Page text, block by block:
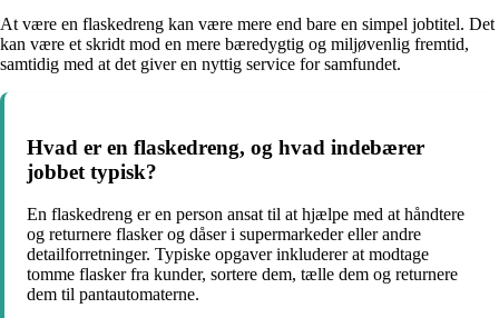
At være en flaskedreng kan være mere end bare en simpel jobtitel. Det
kan være et skridt mod en mere bæredygtig og miljøvenlig fremtid,
samtidig med at det giver en nyttig service for samfundet.
Hvad er en flaskedreng, og hvad indebærer
jobbet typisk?
En flaskedreng er en person ansat til at hjælpe med at håndtere
og returnere flasker og dåser i supermarkeder eller andre
detailforretninger. Typiske opgaver inkluderer at modtage
tomme flasker fra kunder, sortere dem, tælle dem og returnere
dem til pantautomaterne.